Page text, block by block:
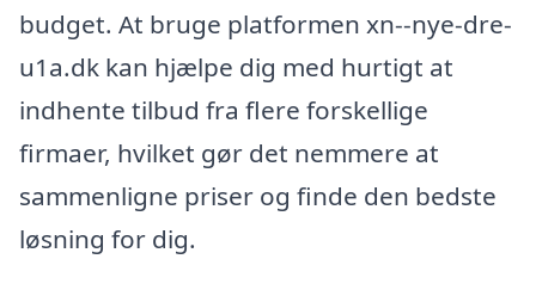
budget. At bruge platformen xn--nye-dre-
u1a.dk kan hjælpe dig med hurtigt at
indhente tilbud fra flere forskellige
firmaer, hvilket gør det nemmere at
sammenligne priser og finde den bedste
løsning for dig.